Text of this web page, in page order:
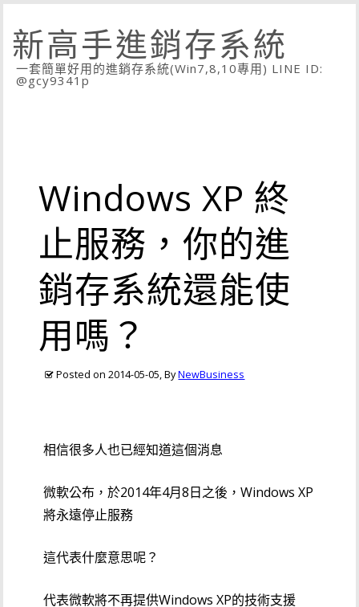
新高手進銷存系統
一套簡單好用的進銷存系統(Win7,8,10專用) LINE ID:
@gcy9341p
Windows XP 終
止服務，你的進
銷存系統還能使
用嗎？
Posted on 2014-05-05, ByNewBusiness
相信很多人也已經知道這個消息
微軟公布，於2014年4月8日之後，Windows XP
將永遠停止服務
這代表什麼意思呢？
代表微軟將不再提供Windows XP的技術支援